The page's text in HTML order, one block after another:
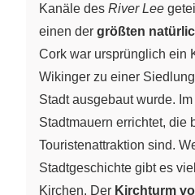
Kanäle des River Lee
einen der größten
Cork war ursprünglich ein
Wikinger zu einer
Stadt ausgebaut wurde.
Stadtmauern errichtet, die
Touristenattraktion sind.
Stadtgeschichte gibt es
Kirchen. Der Kirchturm